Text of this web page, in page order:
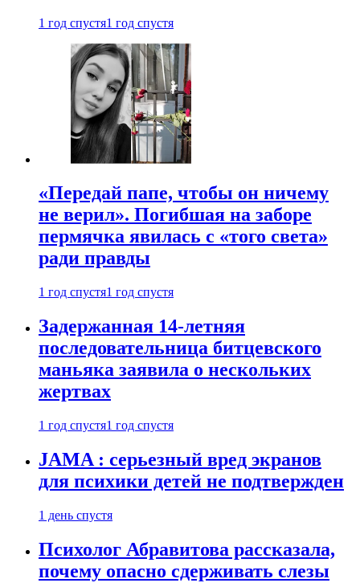
1 год спустя1 год спустя
«Передай папе, чтобы он ничему
не верил». Погибшая на заборе
пермячка явилась с «того света»
ради правды
1 год спустя1 год спустя
Задержанная 14-летняя
последовательница битцевского
маньяка заявила о нескольких
жертвах
1 год спустя1 год спустя
JAMA : серьезный вред экранов
для психики детей не подтвержден
1 день спустя
Психолог Абравитова рассказала,
почему опасно сдерживать слезы